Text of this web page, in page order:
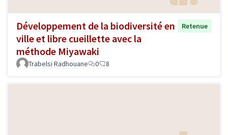
Développement de la biodiversité en
ville et libre cueillette avec la
méthode Miyawaki
Retenue
Trabelsi Radhouane 0 8